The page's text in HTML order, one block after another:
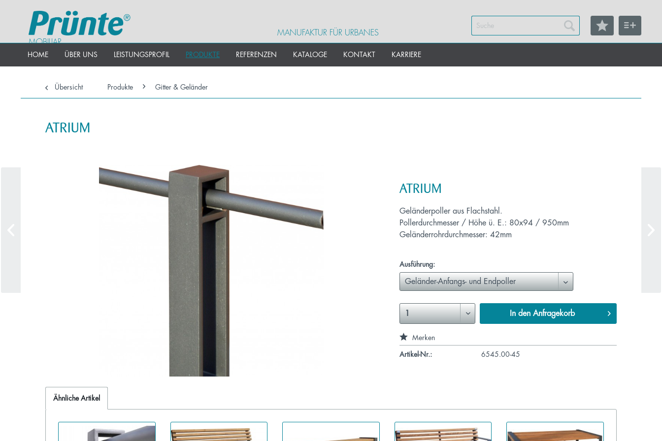
MANUFAKTUR FÜR URBANES
MOBILIAR
HOME ÜBER UNS LEISTUNGSPROFIL PRODUKTE REFERENZEN KATALOGE KONTAKT KARRIERE
Übersicht Produkte Gitter & Geländer
ATRIUM
ATRIUM
Geländerpoller aus Flachstahl.
Pollerdurchmesser / Höhe ü. E.: 80x94 / 950mm
Geländerrohrdurchmesser: 42mm
Ausführung:
In den Anfragekorb
Merken
Artikel-Nr.: 6545.00-45
Ähnliche Artikel